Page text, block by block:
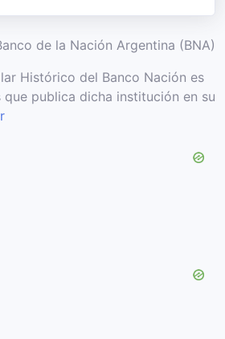
de la Nación Argentina (BNA)
Histórico del Banco Nación es
publica dicha institución en su